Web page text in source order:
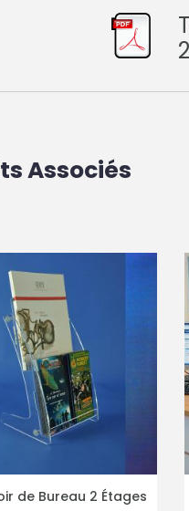
Associés
PLUS DE DÉTAILS
de Comptoir Plexi